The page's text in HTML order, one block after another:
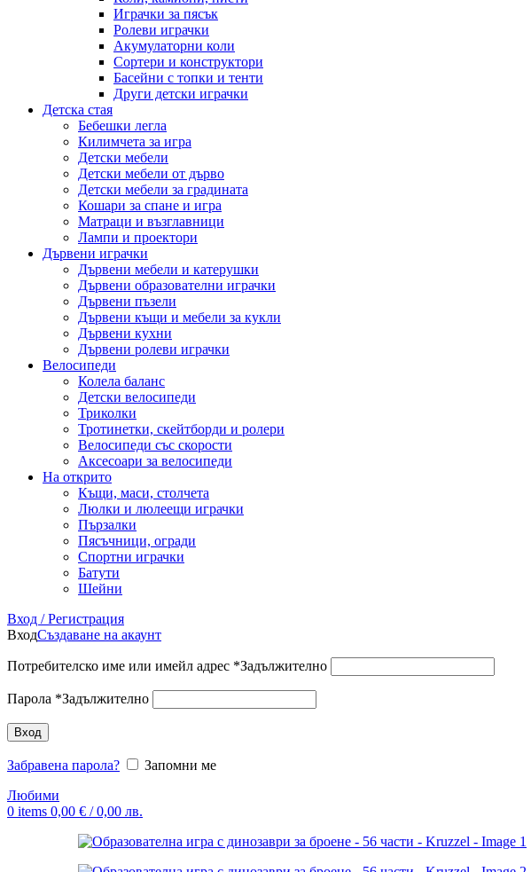
Играчки за пясък
Ролеви играчки
Акумулаторни коли
Сортери и конструктори
Басейни с топки и тенти
Други детски играчки
Детска стая
Бебешки легла
Килимчета за игра
Детски мебели
Детски мебели от дърво
Детски мебели за градината
Кошари за спане и игра
Матраци и възглавници
Лампи и проектори
Дървени играчки
Дървени мебели и катерушки
Дървени образователни играчки
Дървени пъзели
Дървени къщи и мебели за кукли
Дървени кухни
Дървени ролеви играчки
Велосипеди
Колела баланс
Детски велосипеди
Триколки
Тротинетки, скейтборди и ролери
Велосипеди със скорости
Аксесоари за велосипеди
На открито
Къщи, маси, столчета
Люлки и люлеещи играчки
Пързалки
Пясъчници, огради
Спортни играчки
Батути
Шейни
Вход / Регистрация
ВходСъздаване на акаунт
Потребителско име или имейл адрес *Задължително
Парола *Задължително
Вход
Забравена парола?
Запомни ме
Любими
0 items 0,00 € / 0,00 лв.